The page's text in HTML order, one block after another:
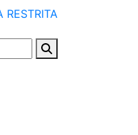
RESTRITA